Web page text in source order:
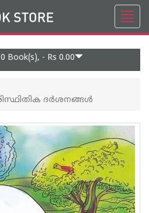
Book(s), - Rs 0.00
ദര്‍ശനങ്ങള്‍